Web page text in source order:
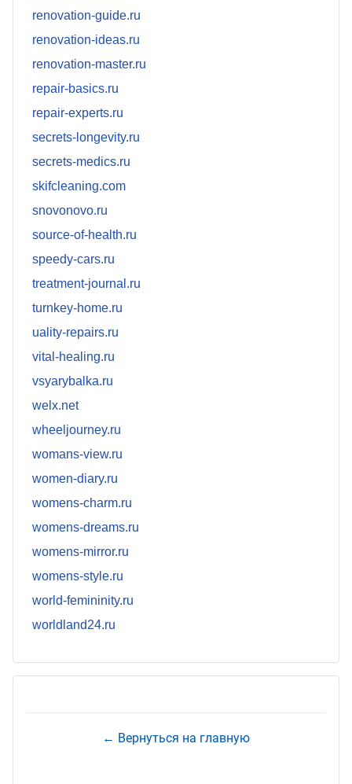
renovation-guide.ru
renovation-ideas.ru
renovation-master.ru
repair-basics.ru
repair-experts.ru
secrets-longevity.ru
secrets-medics.ru
skifcleaning.com
snovonovo.ru
source-of-health.ru
speedy-cars.ru
treatment-journal.ru
turnkey-home.ru
uality-repairs.ru
vital-healing.ru
vsyarybalka.ru
welx.net
wheeljourney.ru
womans-view.ru
women-diary.ru
womens-charm.ru
womens-dreams.ru
womens-mirror.ru
womens-style.ru
world-femininity.ru
worldland24.ru
← Вернуться на главную